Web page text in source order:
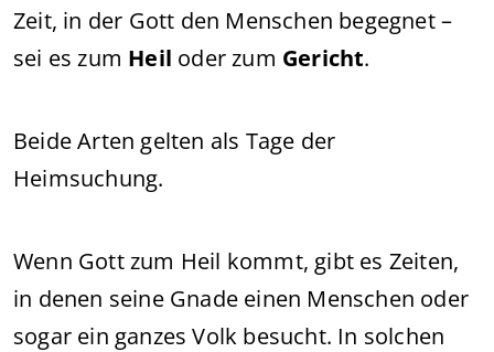
Zeit, in der Gott den Menschen begegnet –
sei es zum Heil oder zum Gericht.
Beide Arten gelten als Tage der
Heimsuchung.
Wenn Gott zum Heil kommt, gibt es Zeiten,
in denen seine Gnade einen Menschen oder
sogar ein ganzes Volk besucht. In solchen